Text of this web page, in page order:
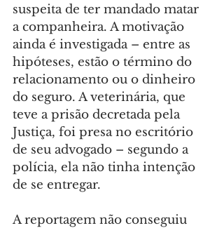
suspeita de ter mandado matar
a companheira. A motivação
ainda é investigada – entre as
hipóteses, estão o término do
relacionamento ou o dinheiro
do seguro. A veterinária, que
teve a prisão decretada pela
Justiça, foi presa no escritório
de seu advogado – segundo a
polícia, ela não tinha intenção
de se entregar.
A reportagem não conseguiu